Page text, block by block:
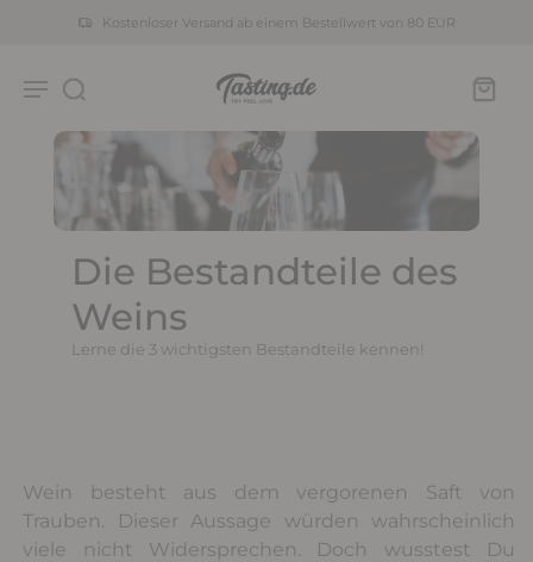
Kostenloser Versand ab einem Bestellwert von 80 EUR
Die Bestandteile des
Weins
Lerne die 3 wichtigsten Bestandteile kennen!
Wein besteht aus dem vergorenen Saft von
Trauben. Dieser Aussage würden wahrscheinlich
viele nicht Widersprechen. Doch wusstest Du